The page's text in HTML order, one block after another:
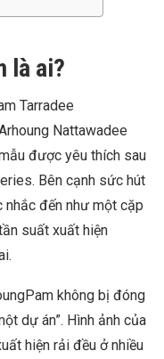
là ai?
Tarradee
Nattawadee
được yêu thích sau
Bên cạnh sức hút
đến như một cặp
suất xuất hiện
không bị đóng
dự án”. Hình ảnh của
hiện rải đều ở nhiều